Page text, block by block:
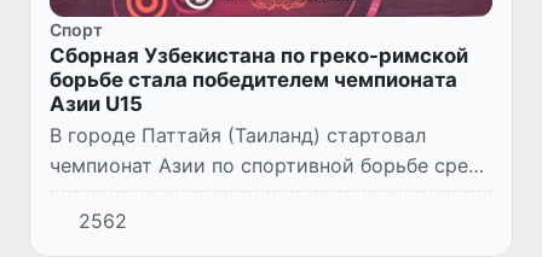
Спорт
Сборная Узбекистана по греко-римской
борьбе стала победителем чемпионата
Азии U15
В городе Паттайя (Таиланд) стартовал
чемпионат Азии по спортивной борьбе среди
спортсменов возрастных категорий U15 и
U20. На данный момент завершились
2562